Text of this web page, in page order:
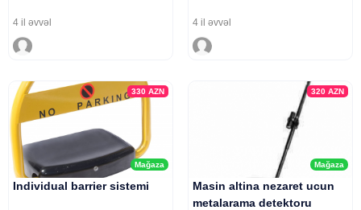
4 il əvvəl 4 il əvvəl
Mağaza
330AZN
Individual barrier sistemi
Mağaza
320 AZN
Masin altina nezaret ucun
metalarama detektoru